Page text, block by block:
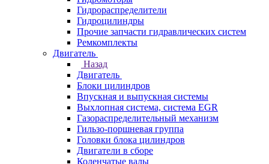
Гидрораспределители
Гидроцилиндры
Прочие запчасти гидравлических систем
Ремкомплекты
Двигатель
Назад
Двигатель
Блоки цилиндров
Впускная и выпускная системы
Выхлопная система, система EGR
Газораспределительный механизм
Гильзо-поршневая группа
Головки блока цилиндров
Двигатели в сборе
Коленчатые валы